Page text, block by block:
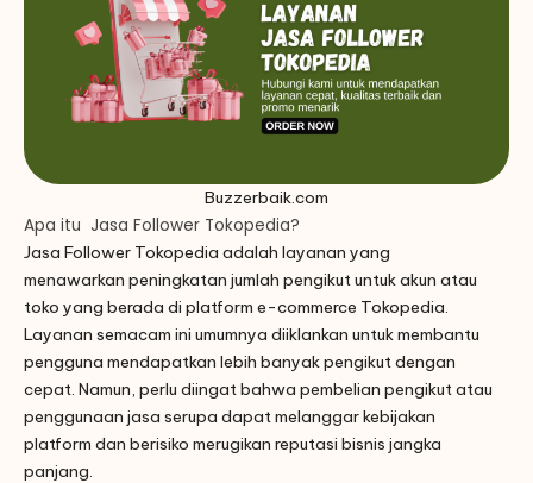
Buzzerbaik.com
Apa itu Jasa Follower Tokopedia?
Jasa Follower Tokopedia adalah layanan yang
menawarkan peningkatan jumlah pengikut untuk akun atau
toko yang berada di platform e-commerce Tokopedia.
Layanan semacam ini umumnya diiklankan untuk membantu
pengguna mendapatkan lebih banyak pengikut dengan
cepat. Namun, perlu diingat bahwa pembelian pengikut atau
penggunaan jasa serupa dapat melanggar kebijakan
platform dan berisiko merugikan reputasi bisnis jangka
panjang.